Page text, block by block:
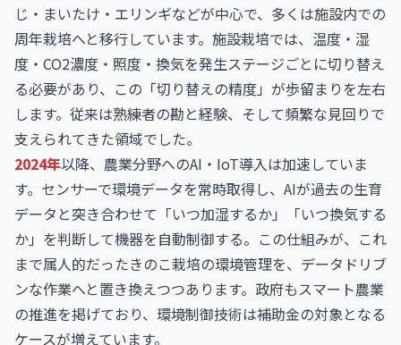
じ・まいたけ・エリンギなどが中心で、多くは施設内での
周年栽培へと移行しています。施設栽培では、温度・湿
度・CO2濃度・照度・換気を発生ステージごとに切り替え
る必要があり、この「切り替えの精度」が歩留まりを左右
します。従来は熟練者の勘と経験、そして頻繁な見回りで
支えられてきた領域でした。
2024年以降、農業分野へのAI・IoT導入は加速していま
す。センサーで環境データを常時取得し、AIが過去の生育
データと突き合わせて「いつ加湿するか」「いつ換気する
か」を判断して機器を自動制御する。この仕組みが、これ
まで属人的だったきのこ栽培の環境管理を、データドリブ
ンな作業へと置き換えつつあります。政府もスマート農業
の推進を掲げており、環境制御技術は補助金の対象となる
ケースが増えています。